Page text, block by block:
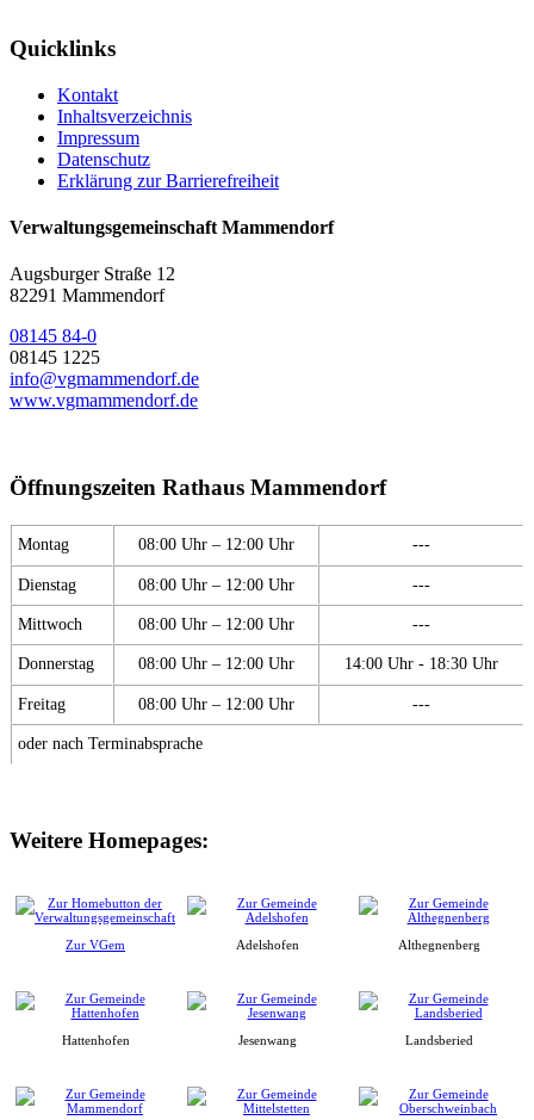
Quicklinks
Kontakt
Inhaltsverzeichnis
Impressum
Datenschutz
Erklärung zur Barrierefreiheit
Verwaltungsgemeinschaft Mammendorf
Augsburger Straße 12
82291 Mammendorf
08145 84-0
08145 1225
info@vgmammendorf.de
www.vgmammendorf.de
Öffnungszeiten Rathaus Mammendorf
Montag 08:00 Uhr – 12:00 Uhr ---
Dienstag 08:00 Uhr – 12:00 Uhr ---
Mittwoch 08:00 Uhr – 12:00 Uhr ---
Donnerstag 08:00 Uhr – 12:00 Uhr 14:00 Uhr - 18:30 Uhr
Freitag 08:00 Uhr – 12:00 Uhr ---
oder nach Terminabsprache
Weitere Homepages:
Zur VGem Adelshofen Althegnenberg
Hattenhofen Jesenwang Landsberied